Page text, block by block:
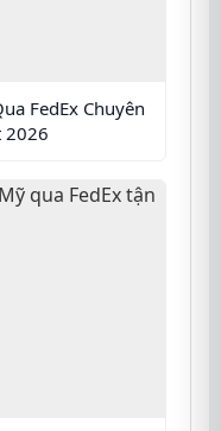
FedEx Chuyên
2026